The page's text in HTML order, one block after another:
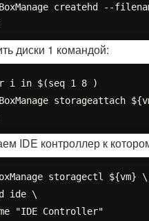
createhd --
диски 1 командой:
i in $(seq 1 8 )
storageattach
IDE контроллер к
storagectl ${vm} \
ide \